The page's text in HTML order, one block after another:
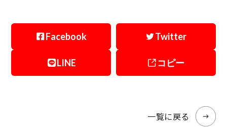
Facebook Twitter
LINE コピー
一覧に戻る